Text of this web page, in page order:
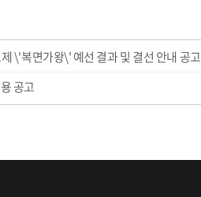
\'복면가왕\' 예선 결과 및 결선 안내 공고
공고